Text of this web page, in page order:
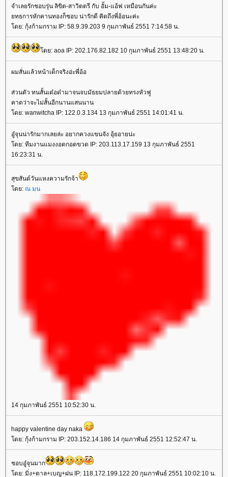
จำเลยรักชอบรุ่น ลิขิต-สาวิตตรี กับ อั้ม-แอ้ฟ เหมือนกันค่ะ
ทธการหักคานทองก็ชอบ น่ารักดี คิดถึงพี่อ้อนะค่ะ
ดย: กุ้งก้ามกราม IP: 58.9.39.203 9 กุมภาพันธ์ 2551 7:14:58 น.
ดย: aoa IP: 202.176.82.182 10 กุมภาพันธ์ 2551 13:48:20 น.
ผมสั่นแล้วหน้าเด็กจริงอ่ะพี่อ้อ
ส่วนตัว ทนสั้นเด๋อด๋ามาจนจบมัธยมปลายด้วยทรงหัวฟู
คาดว่าจะไม่สั้นอีกนานแสนนาน
ดย: wanwitcha IP: 122.0.3.134 13 กุมภาพันธ์ 2551 14:01:41 น.
อู๋จุนน่ารักมากเลยล่ะ อยากควงแขนจัง อุ้ยอายน่ะ
ดย: ทีมงานแมงงอดกอดขวด IP: 203.113.17.159 13 กุมภาพันธ์ 2551
16:23:31 น.
สุขสันต์วันแหงความรักจ้า
ดย: ณ มน
14 กุมภาพันธ์ 2551 10:52:30 น.
happy valentine day naka
ดย: กุ้งก้ามกราม IP: 203.152.14.186 14 กุมภาพันธ์ 2551 12:52:47 น.
ชอบอู๋จุนมาก
ดย: มิ่ง+ตาล+เบญ+ฝน IP: 118.172.199.122 20 กุมภาพันธ์ 2551 10:02:10 น.